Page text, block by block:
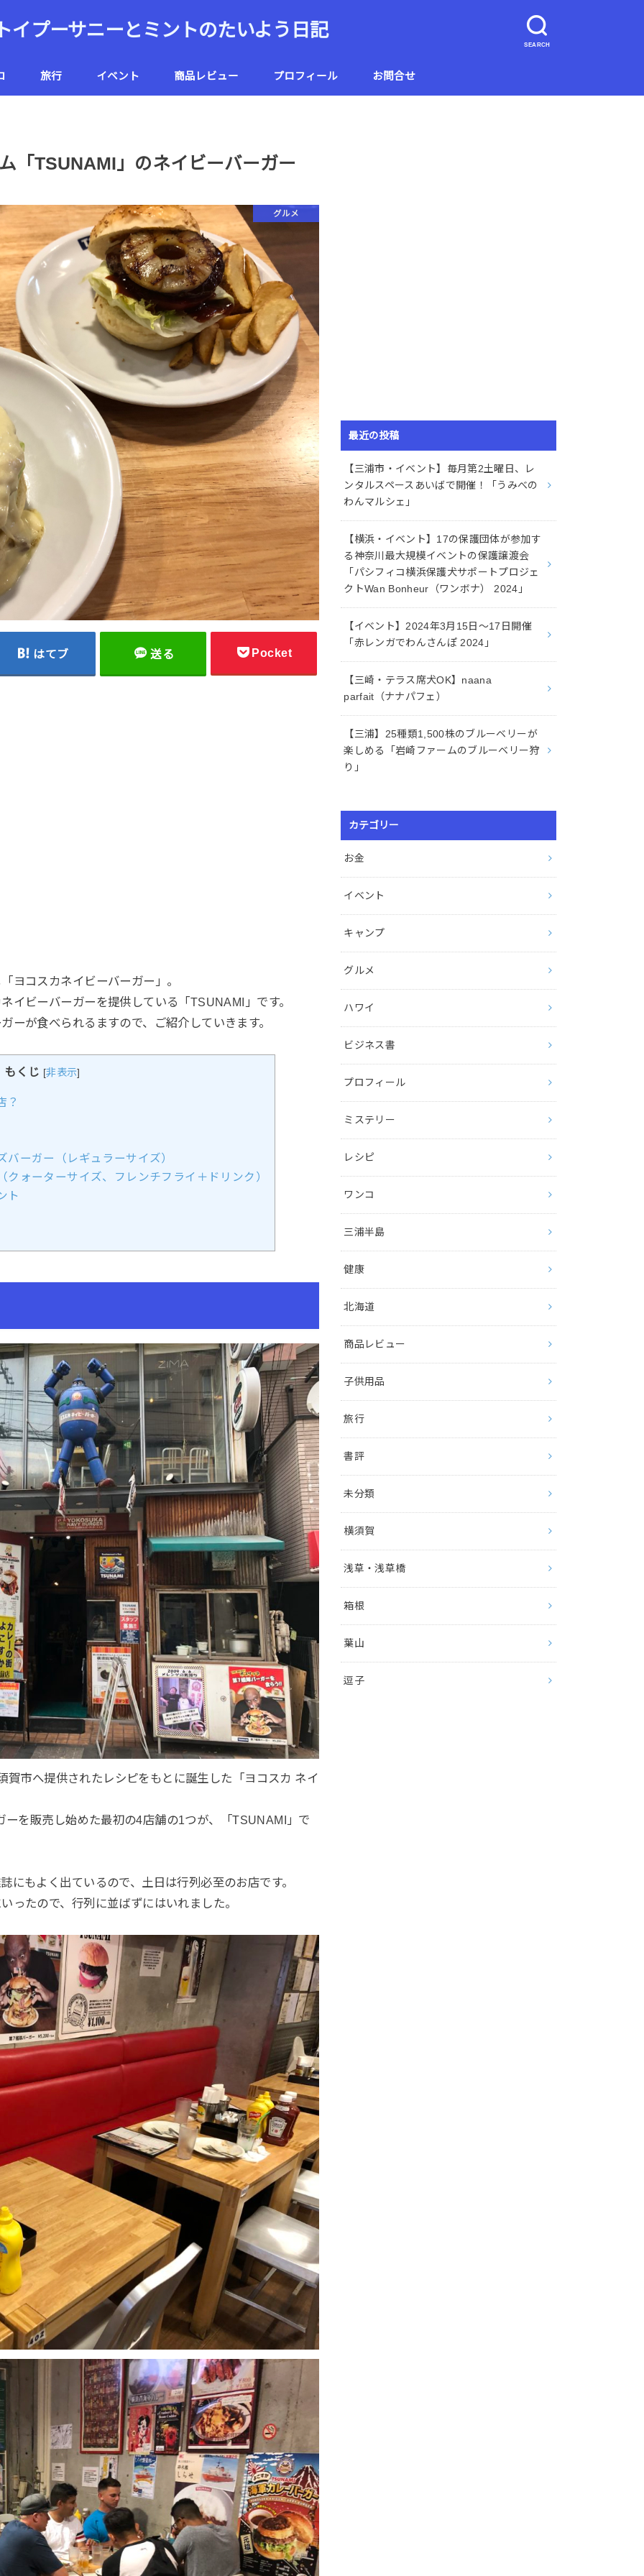
SEARCH
トイプーサニーとミントのたいよう日記
旅行 イベント 商品レビュー プロフィール お問合せ
「TSUNAMI」のネイビーバーガー
グルメ
はてブ 送る Pocket
ヨコスカネイビーバーガー」。
イビーバーガーを提供している「TSUNAMI」です。
ーが食べられるますので、ご紹介していきます。
もくじ [非表示]
？
バーガー（レギュラーサイズ）
クォーターサイズ、フレンチフライ＋ドリンク）
ト
市へ提供されたレシピをもとに誕生した「ヨコスカ ネイ
を販売し始めた最初の4店舗の1つが、「TSUNAMI」で
にもよく出ているので、土日は行列必至のお店です。
ったので、行列に並ばずにはいれました。
最近の投稿
【三浦市・イベント】毎月第2土曜日、レ
ンタルスペースあいばで開催！「うみべの
わんマルシェ」
【横浜・イベント】17の保護団体が参加す
る神奈川最大規模イベントの保護譲渡会
「パシフィコ横浜保護犬サポートプロジェ
クトWan Bonheur（ワンボナ） 2024」
【イベント】2024年3月15日〜17日開催
「赤レンガでわんさんぽ 2024」
【三崎・テラス席犬OK】naana
parfait（ナナパフェ）
【三浦】25種類1,500株のブルーベリーが
楽しめる「岩崎ファームのブルーベリー狩
り」
カテゴリー
お金
イベント
キャンプ
グルメ
ハワイ
ビジネス書
プロフィール
ミステリー
レシピ
ワンコ
三浦半島
健康
北海道
商品レビュー
子供用品
旅行
書評
未分類
横須賀
浅草・浅草橋
箱根
葉山
逗子